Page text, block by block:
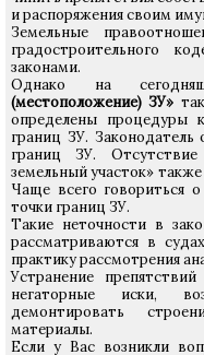
и распоряжения своим
Земельные
градостроительного
законами.
Однако на
(местоположение) ЗУ»
определены процедуры
границ ЗУ. Законодатель
границ ЗУ.
земельный участок»
Чаще всего
точки границ ЗУ.
Такие неточности в
рассматриваются в
практику рассмотрения
Устранение
негаторные иски,
демонтировать
материалы.
Если у Вас возникли